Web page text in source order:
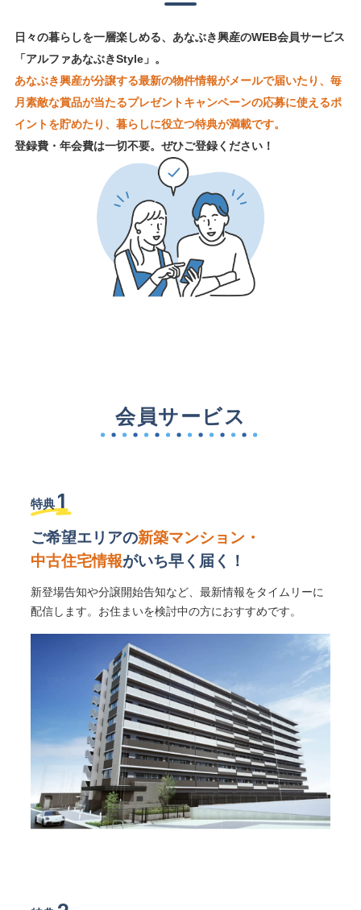
日々の暮らしを一層楽しめる、あなぶき興産のWEB会員サービス
「アルファあなぶきStyle」。
あなぶき興産が分譲する最新の物件情報がメールで届いたり、毎
月素敵な賞品が当たるプレゼントキャンペーンの応募に使えるポ
イントを貯めたり、暮らしに役立つ特典が満載です。
登録費・年会費は一切不要。ぜひご登録ください！
会員サービス
特典 1
ご希望エリアの新築マンション・
中古住宅情報がいち早く届く！
新登場告知や分譲開始告知など、最新情報をタイムリーに
配信します。お住まいを検討中の方におすすめです。